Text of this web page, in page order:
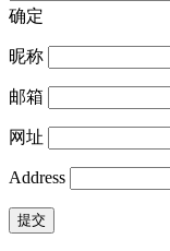
确定
昵称
邮箱
网址
Address
提交